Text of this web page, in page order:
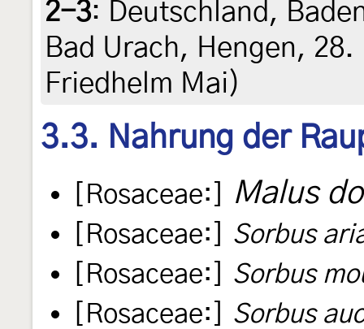
2-3: Deutschland,
Bad Urach, Hengen,
Friedhelm Mai)
3.3. Nahrung der
[Rosaceae:] Malus
[Rosaceae:]
Sorbus
[Rosaceae:]
Sorbus
[Rosaceae:]
Sorbus